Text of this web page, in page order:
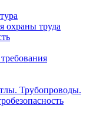
охраны труда
Трубопроводы.